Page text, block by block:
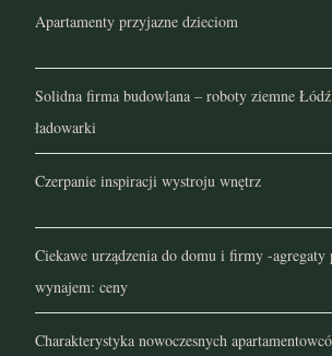
Apartamenty przyjazne dzieciom
Solidna firma budowlana – roboty ziemne
ładowarki
Czerpanie inspiracji wystroju wnętrz
Ciekawe urządzenia do domu i firmy -agregaty
wynajem: ceny
Charakterystyka nowoczesnych